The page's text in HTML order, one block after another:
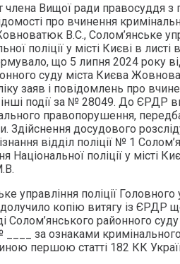
члена Вищої ради правосуддя
про вчинення
В.С., Солом’янське
поліції у місті Києві в
що 5 липня 2024 року
суду міста Києва
заяв і повідомлень про
події за № 28049. До ЄРДР
правопорушення,
Здійснення досудового
відділ поліції № 1
Національної поліції у місті
управління поліції Головного
долучило копію витягу із
Солом’янського районного
____ за ознаками
першою статті 182 КК